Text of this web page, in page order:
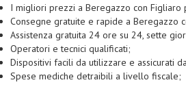
I migliori prezzi a Beregazzo con Figliaro
Consegne gratuite e rapide a Beregazzo
Assistenza gratuita 24 ore su 24, sette
Operatori e tecnici qualificati;
Dispositivi facili da utilizzare e assicurati
Spese mediche detraibili a livello fiscale;